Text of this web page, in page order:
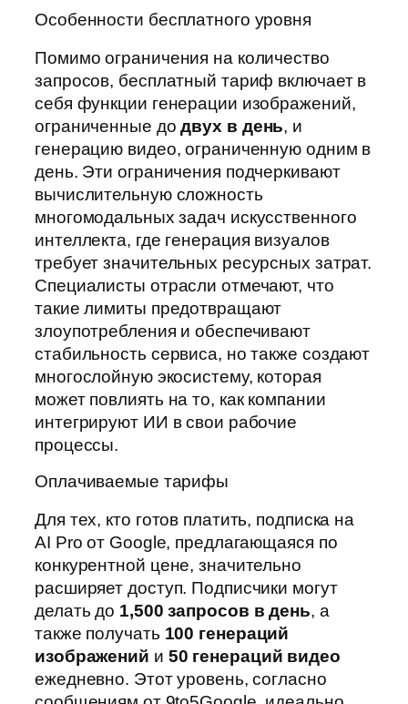
Особенности бесплатного уровня
Помимо ограничения на количество
запросов, бесплатный тариф включает в
себя функции генерации изображений,
ограниченные додвух в день, и
генерацию видео, ограниченную одним в
день. Эти ограничения подчеркивают
вычислительную сложность
многомодальных задач искусственного
интеллекта, где генерация визуалов
требует значительных ресурсных затрат.
Специалисты отрасли отмечают, что
такие лимиты предотвращают
злоупотребления и обеспечивают
стабильность сервиса, но также создают
многослойную экосистему, которая
может повлиять на то, как компании
интегрируют ИИ в свои рабочие
процессы.
Оплачиваемые тарифы
Для тех, кто готов платить, подписка на
AI Pro от Google, предлагающаяся по
конкурентной цене, значительно
расширяет доступ. Подписчики могут
делать до 1,500 запросов в день, а
также получать 100 генераций
изображений и 50 генераций видео
ежедневно. Этот уровень, согласно